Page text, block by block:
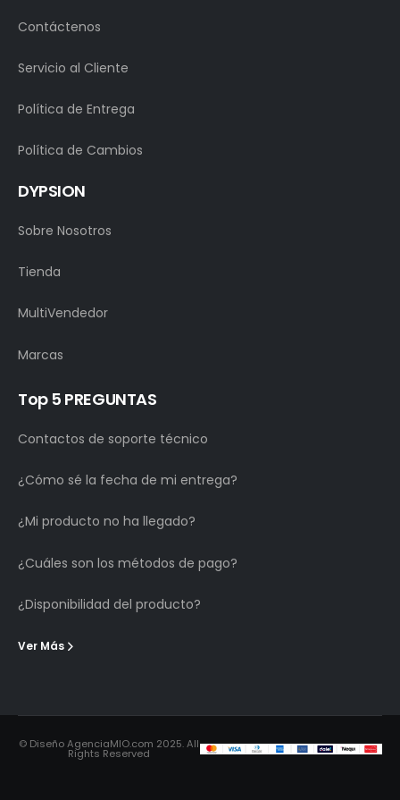
Contáctenos
Servicio al Cliente
Política de Entrega
Política de Cambios
DYPSION
Sobre Nosotros
Tienda
MultiVendedor
Marcas
Top 5 PREGUNTAS
Contactos de soporte técnico
¿Cómo sé la fecha de mi entrega?
¿Mi producto no ha llegado?
¿Cuáles son los métodos de pago?
¿Disponibilidad del producto?
Ver Más
© Diseño AgenciaMIO.com 2025. All
Rights Reserved